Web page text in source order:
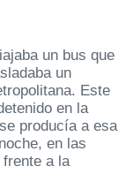
un bus que
un
Este
en la
producía a esa
en las
a la